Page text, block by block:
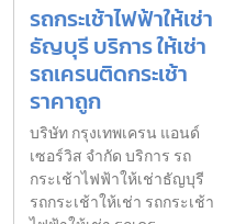
รถกระเช้าไฟฟ้าให้เช่า
ธัญบุรี บริการ ให้เช่า
รถเครนติดกระเช้า
ราคาถูก
บริษัท กรุงเทพเครน แอนด์
เซอร์วิส จำกัด บริการ รถ
กระเช้าไฟฟ้าให้เช่าธัญบุรี
รถกระเช้าให้เช่า รถกระเช้า